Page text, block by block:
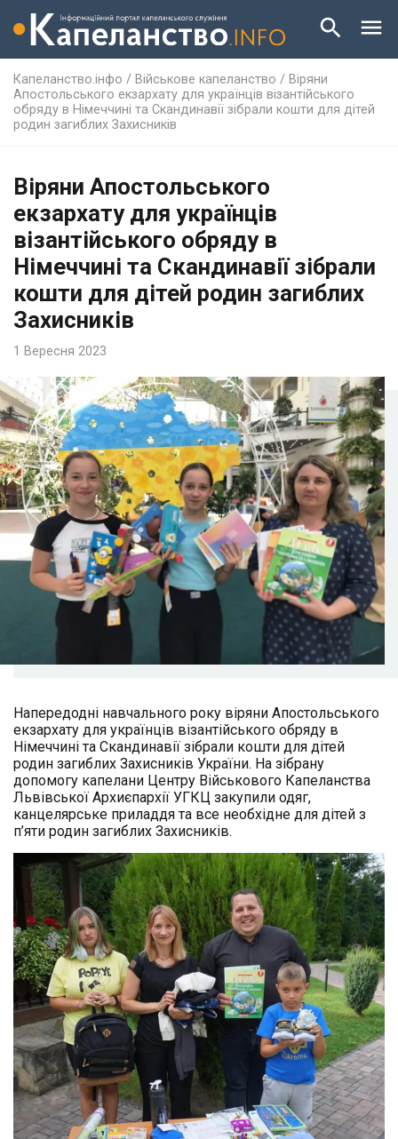
Капеланство.інфо / Військове капеланство / Віряни
Апостольського екзархату для українців візантійського
обряду в Німеччині та Скандинавії зібрали кошти для дітей
родин загиблих Захисників
Віряни Апостольського
екзархату для українців
візантійського обряду в
Німеччині та Скандинавії зібрали
кошти для дітей родин загиблих
Захисників
1 Вересня 2023
Напередодні навчального року віряни Апостольського
екзархату для українців візантійського обряду в
Німеччині та Скандинавії зібрали кошти для дітей
родин загиблих Захисників України. На зібрану
допомогу капелани Центру Військового Капеланства
Львівської Архиєпархії УГКЦ закупили одяг,
канцелярське приладдя та все необхідне для дітей з
п’яти родин загиблих Захисників.